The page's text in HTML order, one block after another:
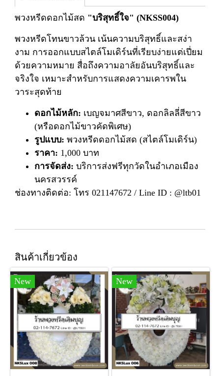
พวงหรีดดอกไม้สด "บริสุทธิ์ใจ" (NKSS004)
พวงหรีดโทนขาวล้วน เน้นความบริสุทธิ์และสง่า
งาม การออกแบบสไตล์โมเดิร์นที่เรียบง่ายแต่เปี่ยม
ด้วยความหมาย สื่อถึงความอาลัยอันบริสุทธิ์และ
จริงใจ เหมาะสำหรับการแสดงความเคารพใน
วาระสุดท้าย
ดอกไม้หลัก: เบญจมาศสีขาว, ดอกลิลลี่สีขาว
(หรือดอกไม้ขาวคัดพิเศษ)
รูปแบบ: พวงหรีดดอกไม้สด (สไตล์โมเดิร์น)
ราคา: 1,000 บาท
การจัดส่ง: บริการส่งฟรีทุกวัดในอำเภอเมือง
นครสวรรค์
ช่องทางติดต่อ: โทร 021147672 / Line ID : @ltb01
สินค้าเกี่ยวข้อง
New New